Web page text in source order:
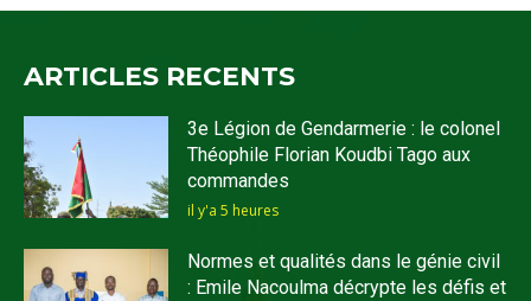
ARTICLES RECENTS
3e Légion de Gendarmerie : le colonel
Théophile Florian Koudbi Tago aux
commandes
il y'a 5 heures
Normes et qualités dans le génie civil
: Emile Nacoulma décrypte les défis et